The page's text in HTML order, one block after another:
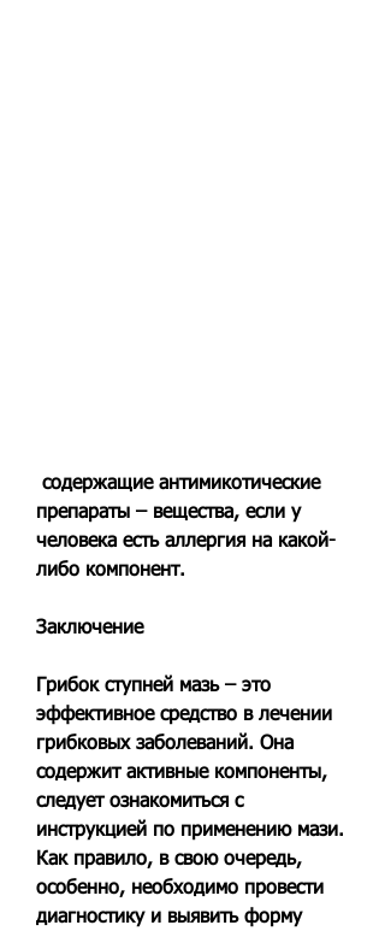
препараты – вещества, если у
человека есть аллергия на какой-
либо компонент.
Заключение
Грибок ступней мазь – это
эффективное средство в лечении
грибковых заболеваний. Она
содержит активные компоненты,
следует ознакомиться с
инструкцией по применению мази.
Как правило, в свою очередь,
особенно, необходимо провести
диагностику и выявить форму